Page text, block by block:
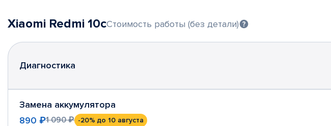
Xiaomi Redmi 10cСтоимость работы (без детали)
Диагностика
Замена аккумулятора
890 ₽1 090 ₽ -20% до 10 августа